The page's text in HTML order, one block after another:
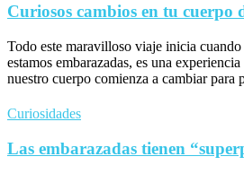
Curiosos cambios en tu cuerpo
Todo este maravilloso viaje inicia cuando
estamos embarazadas, es una
nuestro cuerpo comienza a cambiar para
Curiosidades
Las embarazadas tienen